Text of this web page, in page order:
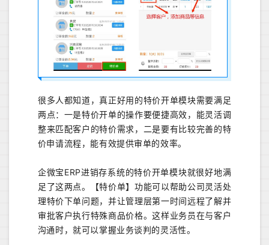
很多人都知道，真正好用的特价开单模块需要满足
两点：一是特价开单的操作要便捷高效，能灵活调
整来匹配客户的特价需求，二是要有比较完善的特
价申请流程，能有效提供审单的效率。
企微宝ERP进销存系统的特价开单模块就很好地满
足了这两点。
【特价单】功能可以帮助公司灵活处
理特价下单问题，并让管理层第一时间远程了解并
审批客户执行特殊商品价格。这样业务员在与客户
沟通时，就可以 掌握业务谈判的灵活性。